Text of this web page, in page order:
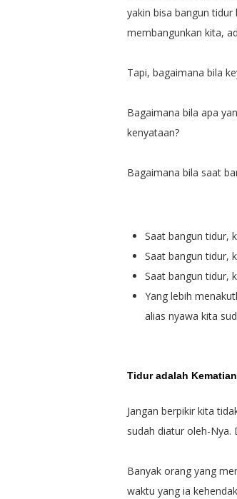
yakin bisa bangun
membangunkan kita,
Tapi, bagaimana bila
Bagaimana bila apa
kenyataan?
Bagaimana bila saat
Saat bangun tidur,
Saat bangun tidur,
Saat bangun tidur,
Yang lebih
alias nyawa kita
Tidur adalah
Jangan berpikir kita
sudah diatur oleh-Nya.
Banyak orang yang
waktu yang ia